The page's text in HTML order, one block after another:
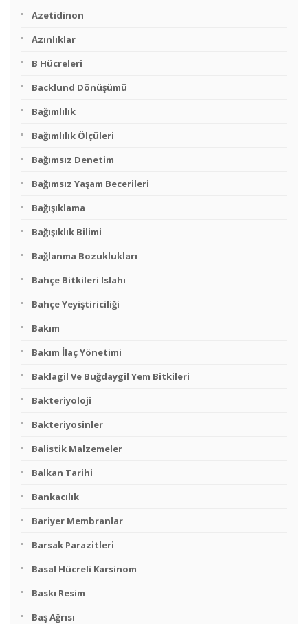
Azetidinon
Azınlıklar
B Hücreleri
Backlund Dönüşümü
Bağımlılık
Bağımlılık Ölçüleri
Bağımsız Denetim
Bağımsız Yaşam Becerileri
Bağışıklama
Bağışıklık Bilimi
Bağlanma Bozuklukları
Bahçe Bitkileri Islahı
Bahçe Yeyiştiriciliği
Bakım
Bakım İlaç Yönetimi
Baklagil Ve Buğdaygil Yem Bitkileri
Bakteriyoloji
Bakteriyosinler
Balistik Malzemeler
Balkan Tarihi
Bankacılık
Bariyer Membranlar
Barsak Parazitleri
Basal Hücreli Karsinom
Baskı Resim
Baş Ağrısı